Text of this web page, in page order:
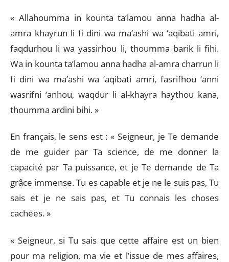
« Allahoumma in kounta ta’lamou anna hadha al-
amra khayrun li fi dini wa ma’ashi wa ‘aqibati amri,
faqdurhou li wa yassirhou li, thoumma barik li fihi.
Wa in kounta ta’lamou anna hadha al-amra charrun li
fi dini wa ma’ashi wa ‘aqibati amri, fasrifhou ‘anni
wasrifni ‘anhou, waqdur li al-khayra haythou kana,
thoumma ardini bihi. »
En français, le sens est : « Seigneur, je Te demande
de me guider par Ta science, de me donner la
capacité par Ta puissance, et je Te demande de Ta
grâce immense. Tu es capable et je ne le suis pas, Tu
sais et je ne sais pas, et Tu connais les choses
cachées. »
« Seigneur, si Tu sais que cette affaire est un bien
pour ma religion, ma vie et l’issue de mes affaires,